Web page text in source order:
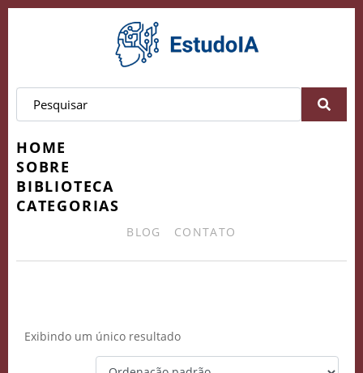
HOME
SOBRE
BIBLIOTECA
CATEGORIAS
BLOG CONTATO
Exibindo um único resultado